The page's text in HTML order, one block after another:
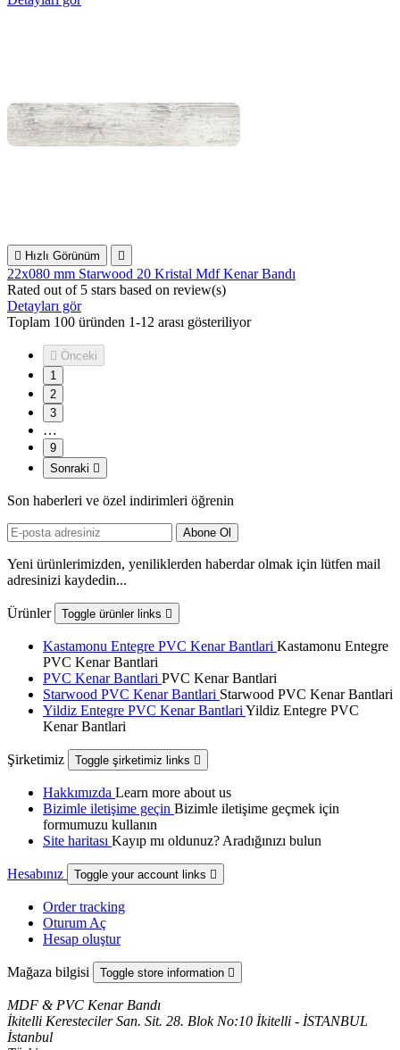
 Hızlı Görünüm 
22x080 mm Starwood 20 Kristal Mdf Kenar Bandı
Rated out of 5 stars based on review(s)
Detayları gör
Toplam 100 üründen 1-12 arası gösteriliyor
 Önceki
1
2
3
…
9
Sonraki 
Son haberleri ve özel indirimleri öğrenin
Yeni ürünlerimizden, yeniliklerden haberdar olmak için lütfen mail
adresinizi kaydedin...
Ürünler Toggle ürünler links 
Kastamonu Entegre PVC Kenar Bantlari Kastamonu Entegre
PVC Kenar Bantlari
PVC Kenar Bantlari PVC Kenar Bantlari
Starwood PVC Kenar Bantlari Starwood PVC Kenar Bantlari
Yildiz Entegre PVC Kenar Bantlari Yildiz Entegre PVC
Kenar Bantlari
Şirketimiz Toggle şirketimiz links 
Hakkımızda Learn more about us
Bizimle iletişime geçin Bizimle iletişime geçmek için
formumuzu kullanın
Site haritası Kayıp mı oldunuz? Aradığınızı bulun
Hesabınız Toggle your account links 
Order tracking
Oturum Aç
Hesap oluştur
Mağaza bilgisi Toggle store information 
MDF & PVC Kenar Bandı
İkitelli Keresteciler San. Sit. 28. Blok No:10 İkitelli - İSTANBUL
İstanbul